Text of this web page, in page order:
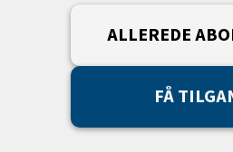
ALLEREDE
FÅ